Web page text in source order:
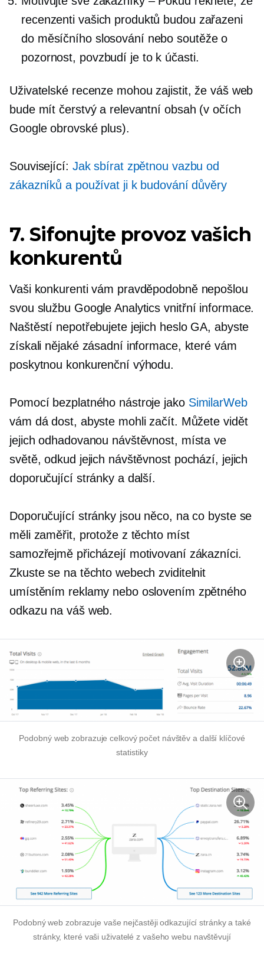
recenzenti vašich produktů budou zařazeni
do měsíčního slosování nebo soutěže o
pozornost, povzbudí je to k účasti.
Uživatelské recenze mohou zajistit, že váš web
bude mít čerstvý a relevantní obsah (v očích
Google obrovské plus).
Související: Jak sbírat zpětnou vazbu od
zákazníků a používat ji k budování důvěry
7. Sifonujte provoz vašich
konkurentů
Vaši konkurenti vám pravděpodobně nepošlou
svou službu Google Analyticsvnitřní informace.
Naštěstí nepotřebujete jejich heslo GA, abyste
získali nějaké zásadní informace, které vám
poskytnou konkurenční výhodu.
Pomocí bezplatného nástroje jako SimilarWeb
vám dá dost, abyste mohli začít. Můžete vidět
jejich odhadovanou návštěvnost, místa ve
světě, odkud jejich návštěvnost pochází, jejich
doporučující stránky a další.
Doporučující stránky jsou něco, na co byste se
měli zaměřit, protože z těchto míst
samozřejmě přicházejí motivovaní zákazníci.
Zkuste se na těchto webech zviditelnit
umístěním reklamy nebo oslovením zpětného
odkazu na váš web.
Podobný web zobrazuje celkový počet návštěv a další klíčové
statistiky
Podobný web zobrazuje vaše nejčastěji odkazující stránky a také
stránky, které vaši uživatelé z vašeho webu navštěvují